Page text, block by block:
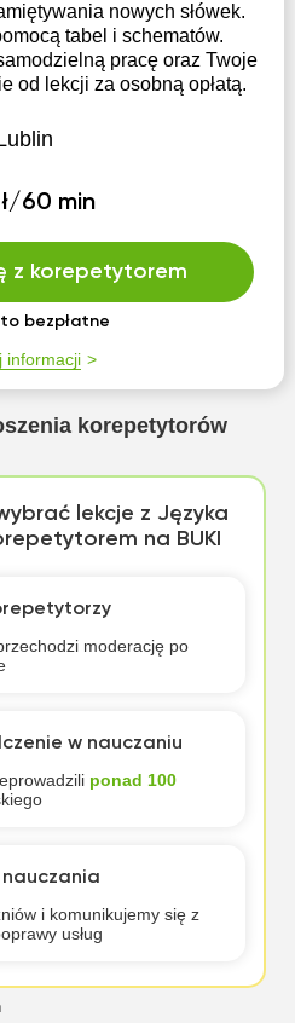
nowych słówek.
tabel i schematów.
pracę oraz Twoje
od lekcji za osobną opłatą.
60 min
z korepetytorem
bezpłatne
informacji
korepetytorów
lekcje z Języka
na BUKI
moderację po
w nauczaniu
ponad 100
i komunikujemy się z
usług